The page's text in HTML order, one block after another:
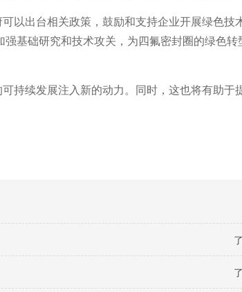
以出台相关政策，鼓励和支持企业开展绿色技
基础研究和技术攻关，为四氟密封圈的绿色转
持续发展注入新的动力。同时，这也将有助于